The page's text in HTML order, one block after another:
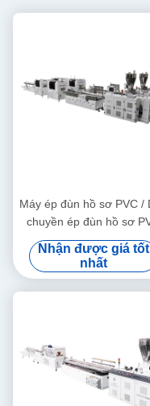
Máy ép đùn hồ sơ PVC /
chuyền ép đùn hồ sơ
Nhận được giá tốt
nhất